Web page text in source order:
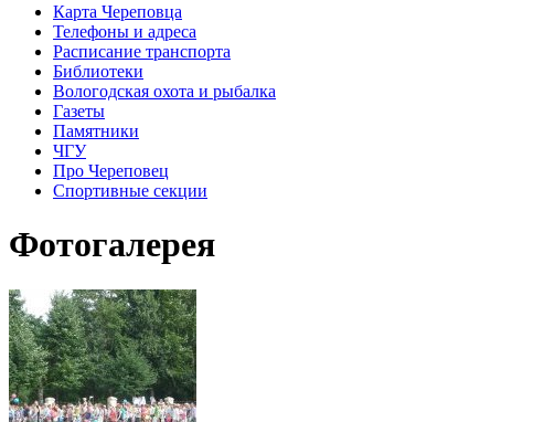
Карта Череповца
Телефоны и адреса
Расписание транспорта
Библиотеки
Вологодская охота и рыбалка
Газеты
Памятники
ЧГУ
Про Череповец
Спортивные секции
Фотогалерея